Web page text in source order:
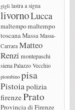
gigli lastra a signa
livornoLucca
maltempomaltempo
toscanaMassa Massa-
Carrara Matteo
Renzi montepaschi
siena Palazzo Vecchio
piombino pisa
Pistoiapolizia
firenzePrato
Provincia di Firenze